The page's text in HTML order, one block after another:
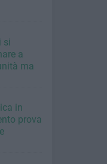
si
a
ma
in
prova